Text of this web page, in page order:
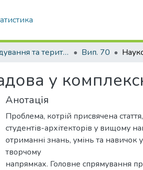
Містобудування та територіальне планування Вип. 70
у
Анотація
Проблема, котрій присвячена
студентів-архітекторів у вищому
отриманні знань, умінь та навичок
творчому
напрямках. Головне спрямування